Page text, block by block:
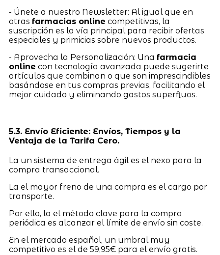
- Únete a nuestro Newsletter: Al igual que en
otras farmacias online competitivas, la
suscripción es la vía principal para recibir ofertas
especiales y primicias sobre nuevos productos.
- Aprovecha la Personalización: Una farmacia
online con tecnología avanzada puede sugerirte
artículos que combinan o que son imprescindibles
basándose en tus compras previas, facilitando el
mejor cuidado y eliminando gastos superfluos.
5.3. Envío Eficiente: Envíos, Tiempos y la
Ventaja de la Tarifa Cero.
La un sistema de entrega ágil es el nexo para la
compra transaccional.
La el mayor freno de una compra es el cargo por
transporte.
Por ello, la el método clave para la compra
periódica es alcanzar el límite de envío sin coste.
En el mercado español, un umbral muy
competitivo es el de 59,95€ para el envío gratis.